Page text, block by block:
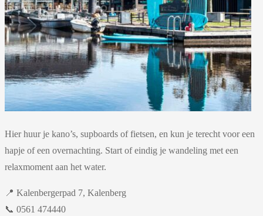
Hier huur je kano’s, supboards of fietsen, en kun je terecht voor een
hapje of een overnachting. Start of eindig je wandeling met een
relaxmoment aan het water.
📍 Kalenbergerpad 7, Kalenberg
📞 0561 474440